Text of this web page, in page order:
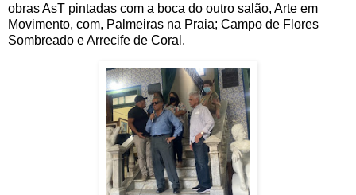
obras AsT pintadas com a boca do outro salão, Arte em
Movimento, com, Palmeiras na Praia; Campo de Flores
Sombreado e Arrecife de Coral.